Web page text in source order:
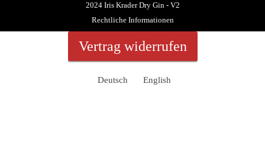
2024 Iris Krader Dry Gin - V2
Rechtliche Informationen
Vertrag widerrufen
Deutsch English